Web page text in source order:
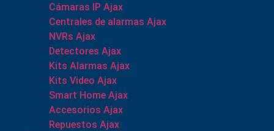
Cámaras IP Ajax
Centrales de alarmas Ajax
NVRs Ajax
Detectores Ajax
Kits Alarmas Ajax
Kits Video Ajax
Smart Home Ajax
Accesorios Ajax
Repuestos Ajax